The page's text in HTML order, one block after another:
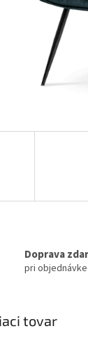
Doprava
pri
tovar